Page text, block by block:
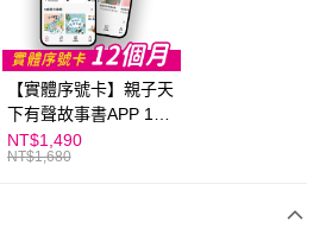
灣大哥大用戶可立即使用無須另外申請。
期」，訂單成立後會自動跳轉到大哥付的交易
分期的期數、繳款截止日，確認付款後即完
用金額請依後續交易確認頁面所載為準。
之後才付款」的支付方式。 讓您購物簡單
認證，即可結帳。
，再付款。
【實體序號卡】親子天
下有聲故事書APP 12
個月
NT$1,490
NT$1,680